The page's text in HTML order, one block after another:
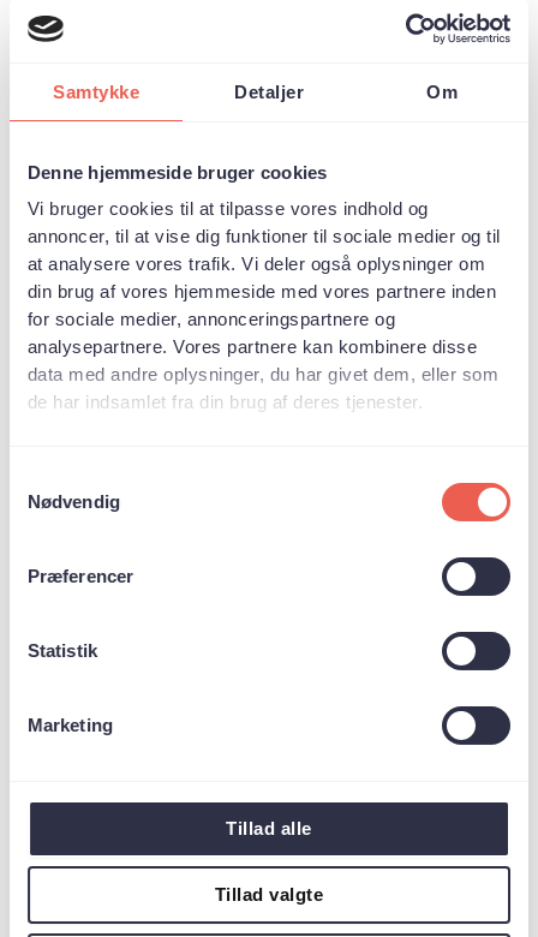
Samtykke Detaljer Om
Denne hjemmeside bruger cookies
Vi bruger cookies til at tilpasse vores indhold og
annoncer, til at vise dig funktioner til sociale medier og til
at analysere vores trafik. Vi deler også oplysninger om
din brug af vores hjemmeside med vores partnere inden
for sociale medier, annonceringspartnere og
analysepartnere. Vores partnere kan kombinere disse
data med andre oplysninger, du har givet dem, eller som
de har indsamlet fra din brug af deres tjenester.
Nødvendig
Præferencer
Statistik
Marketing
Tillad alle
Tillad valgte
fairtrade for mange millioner kroner.
Foto: Fairtrade Denmark
Der er tale om en vækst på 10,7 % på danskernes
forbrug i år 2019 . Beløbet som hver dansker
bruger på fairtrade-produkter om året ligger i
2019 gennemsnitligt på 197 kr. Det placerer
Danmark som et af de lande i verden, der bruger
flest penge på fairtrade-produkter.
Fairtrade og rainforest
De to største mærker er Fairtrade og Rainforest
Alliance, som arbejder for bedre forhold for miljø
de især lægger vægt på. De har samtidig også
forskellige måder at stille krav på for at opnå
Hos
Fairtrade
forbedre arbejds- og levevilkårene for bønder og
Mellemamerika. Fairtrade hverken køber eller
sælger varer, men står for at mærke produkter,
mærkningsordningen og arbejder for, at varerne
er tilgængelige for så mange forbrugere som
det, at bønderne får en bedre betaling. Hvis
eksempelvis verdensmarkedsprisen dykker,